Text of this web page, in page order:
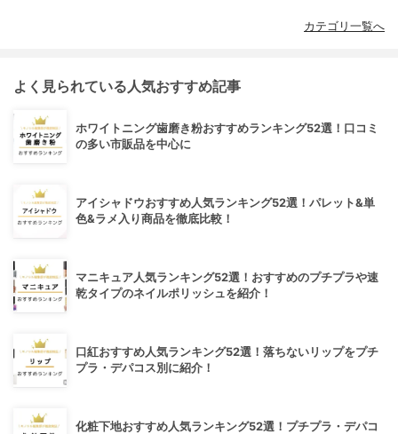
カテゴリ一覧へ
よく見られている人気おすすめ記事
ホワイトニング歯磨き粉おすすめランキング52選！口コミ
の多い市販品を中心に
アイシャドウおすすめ人気ランキング52選！パレット&単
色&ラメ入り商品を徹底比較！
マニキュア人気ランキング52選！おすすめのプチプラや速
乾タイプのネイルポリッシュを紹介！
口紅おすすめ人気ランキング52選！落ちないリップをプチ
プラ・デパコス別に紹介！
化粧下地おすすめ人気ランキング52選！プチプラ・デパコ